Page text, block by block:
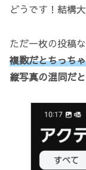
どうです！結構
ただ一枚の投稿
複数だとちっち
縦写真の混同だ